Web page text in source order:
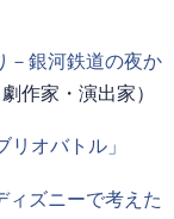
－銀河鉄道の夜か
作家・演出家）
リオバトル」
ィズニーで考えた